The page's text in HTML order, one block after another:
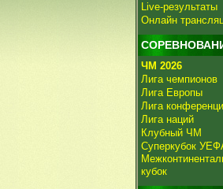
Live-результаты
Онлайн
ЧМ 2026
Лига чемпионов
Лига Европы
Лига
Лига наций
Клубный ЧМ
Суперкубок
кубок